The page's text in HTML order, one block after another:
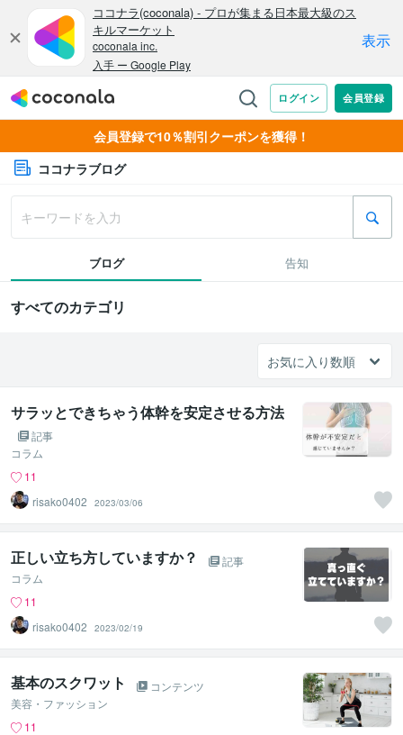
会員登録で10％割引クーポンを獲得！
ココナラブログ
ブログ 告知
すべてのカテゴリ
サラッとできちゃう体幹を安定させる方法
記事
コラム
11
risako0402
2023/03/06
正しい立ち方していますか？
記事
コラム
11
risako0402
2023/02/19
基本のスクワット
コンテンツ
美容・ファッション
11